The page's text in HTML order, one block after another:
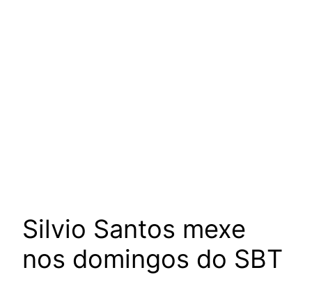
Silvio Santos mexe
nos domingos do SBT